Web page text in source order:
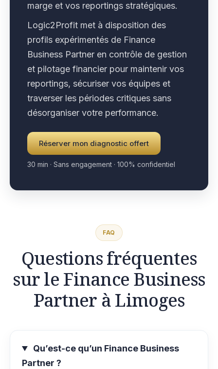
marge et vos reportings stratégiques.
Logic2Profit met à disposition des
profils expérimentés de Finance
Business Partner en contrôle de gestion
et pilotage financier pour maintenir vos
reportings, sécuriser vos équipes et
traverser les périodes critiques sans
désorganiser votre performance.
Réserver mon diagnostic offert
30 min · Sans engagement · 100% confidentiel
FAQ
Questions fréquentes
sur le Finance Business
Partner à Limoges
Qu’est-ce qu’un Finance Business
Partner ?